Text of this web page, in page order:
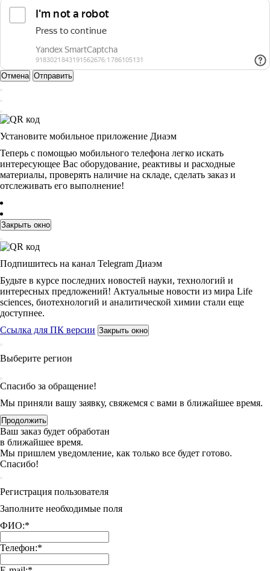
Отмена Отправить
Установите мобильное приложение Диаэм
Теперь с помощью мобильного телефона легко искать
интересующее Вас оборудование, реактивы и расходные
материалы, проверять наличие на складе, сделать заказ и
отслеживать его выполнение!
Закрыть окно
Подпишитесь на канал Telegram Диаэм
Будьте в курсе последних новостей науки, технологий и
интересных предложений! Актуальные новости из мира Life
sciences, биотехнологий и аналитической химии стали еще
доступнее.
Ссылка для ПК версии Закрыть окно
Выберите регион
Спасибо за обращение!
Мы приняли вашу заявку, свяжемся с вами в ближайшее время.
Продолжить
Ваш заказ будет обработан
в ближайшее время.
Мы пришлем уведомление, как только все будет готово.
Спасибо!
Регистрация пользователя
Заполните необходимые поля
ФИО:*
Телефон:*